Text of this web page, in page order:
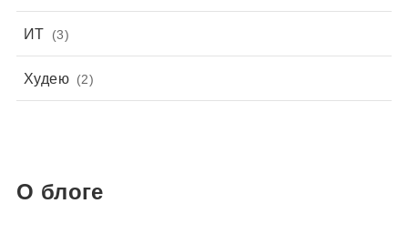
ИТ (3)
Худею (2)
О блоге